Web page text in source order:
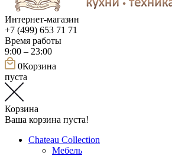
Интернет-магазин
+7 (499) 653 71 71
Время работы
9:00 – 23:00
0Корзина
пуста
Корзина
Ваша корзина пуста!
Chateau Collection
Мебель